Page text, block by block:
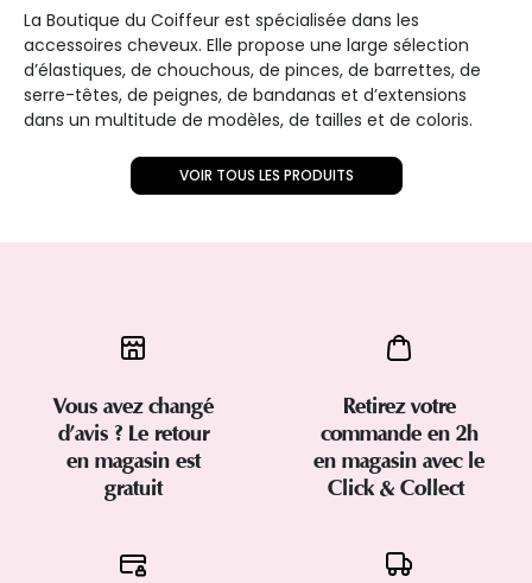
La Boutique du Coiffeur est spécialisée dans les
accessoires cheveux. Elle propose une large sélection
d’élastiques, de chouchous, de pinces, de barrettes, de
serre-têtes, de peignes, de bandanas et d’extensions
dans un multitude de modèles, de tailles et de coloris.
VOIR TOUS LES PRODUITS
Vous avez changé
d’avis ? Le retour
en magasin est
gratuit
Retirez votre
commande en 2h
en magasin avec le
Click & Collect